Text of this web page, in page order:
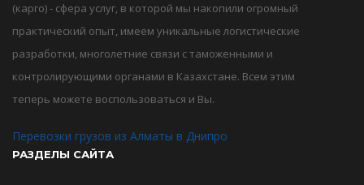
(карго) - сфера услуг, в которой мы накопили огромный
практический опыт, имеем уникальные логистические
разработки, многолетние связи с таможенными и
контролирующими органами в Казахстане. Всем этим
теперь можете воспользоваться и Вы.
Перевозки грузов из Алматы в Днипро
РАЗДЕЛЫ САЙТА